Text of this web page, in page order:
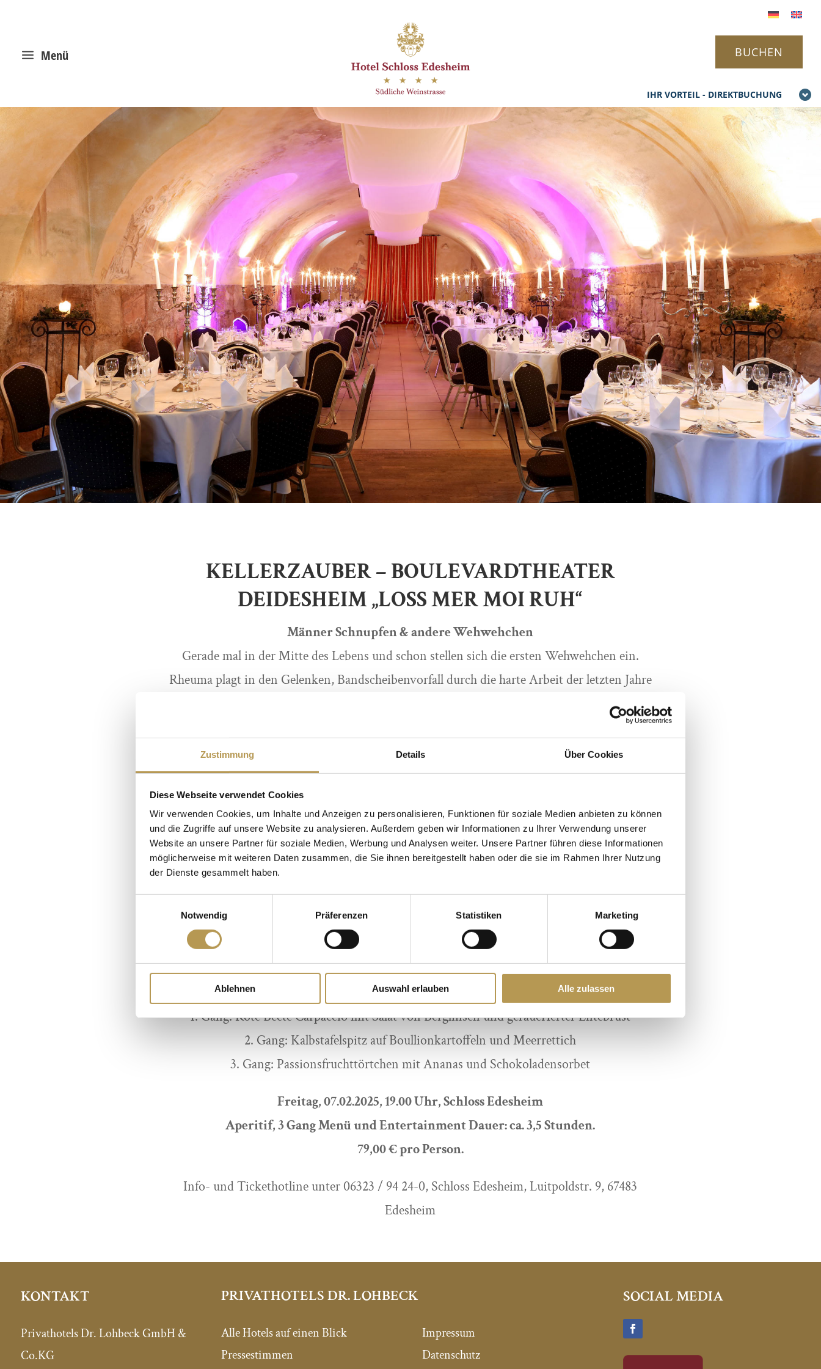
Zustimmung Details Über Cookies
Diese Webseite verwendet Cookies
Wir verwenden Cookies, um Inhalte und Anzeigen zu personalisieren, Funktionen für soziale Medien anbieten zu können
und die Zugriffe auf unsere Website zu analysieren. Außerdem geben wir Informationen zu Ihrer Verwendung unserer
Website an unsere Partner für soziale Medien, Werbung und Analysen weiter. Unsere Partner führen diese Informationen
möglicherweise mit weiteren Daten zusammen, die Sie ihnen bereitgestellt haben oder die sie im Rahmen Ihrer Nutzung
der Dienste gesammelt haben.
Notwendig
Präferenzen Statistiken Marketing
Ablehnen Auswahl erlauben Alle zulassen
IHR VORTEIL - DIREKTBUCHUNG
a Menü BUCHEN
KELLERZAUBER – BOULEVARDTHEATER
DEIDESHEIM „LOSS MER MOI RUH“
Männer Schnupfen & andere Wehwehchen
Gerade mal in der Mitte des Lebens und schon stellen sich die ersten Wehwehchen ein.
Rheuma plagt in den Gelenken, Bandscheibenvorfall durch die harte Arbeit der letzten Jahre
oder gar Bluthochdruck, durch den ewigen Stress. Was ist nun das Ende vom Lied? Man
findet sich in einer Reha, zwischen all den anderen Leidenden wieder! So geht es natürlich
auch Gallen-Günther und Fettleber-Franz – zwei (schwerst) leidende Männer und komplett
unterschiedliche Typen, die sich tagein, tagaus, nach anstrengenden Rehabehandlungen, auf
ihrer schon (fast) reservierten Parkbank im idyllischen Kurpark treffen. Klar, dass bei so
vielen Mitstreitern in der Klinik zuerst einmal geklärt werden muss, wer die größten Qualen
erleidet, wer die meisten Tabletten schluckt und nicht zu vergessen: wer die hübscheste
Therapeutin hat und somit vorne liegt im Midlife-Crises-Wettstreit. Dazu kann einer nur
sagen: „Los mer moi Ruh – da hilft kein Arzt mehr!“ Ein witziger, charmant-frecher Blick auf
leidende Männer mitten in der Midlife-Chrisis vor und nach überstandener Kurpackung!
Autoren: Martin Rassau und Bernhard Ottinger I Regie: Uwe von Grumbkow
Dabei verzaubert die Küche des Schloss Edesheim das Publikum mit einem 3-Gang Menü:
1. Gang: Rote Beete Carpaccio mit Salat von Berglinsen und geräucHerter Entebrust
2. Gang: Kalbstafelspitz auf Boullionkartoffeln und Meerrettich
3. Gang: Passionsfruchttörtchen mit Ananas und Schokoladensorbet
Freitag, 07.02.2025, 19.00 Uhr, Schloss Edesheim
Aperitif, 3 Gang Menü und Entertainment Dauer: ca. 3,5 Stunden.
79,00 € pro Person.
Info- und Tickethotline unter 06323 / 94 24-0, Schloss Edesheim, Luitpoldstr. 9, 67483
Edesheim
KONTAKT
Privathotels Dr. Lohbeck GmbH &
Co.KG
PRIVATHOTELS DR. LOHBECK
Alle Hotels auf einen Blick
Pressestimmen
Impressum
Datenschutz
SOCIAL MEDIA